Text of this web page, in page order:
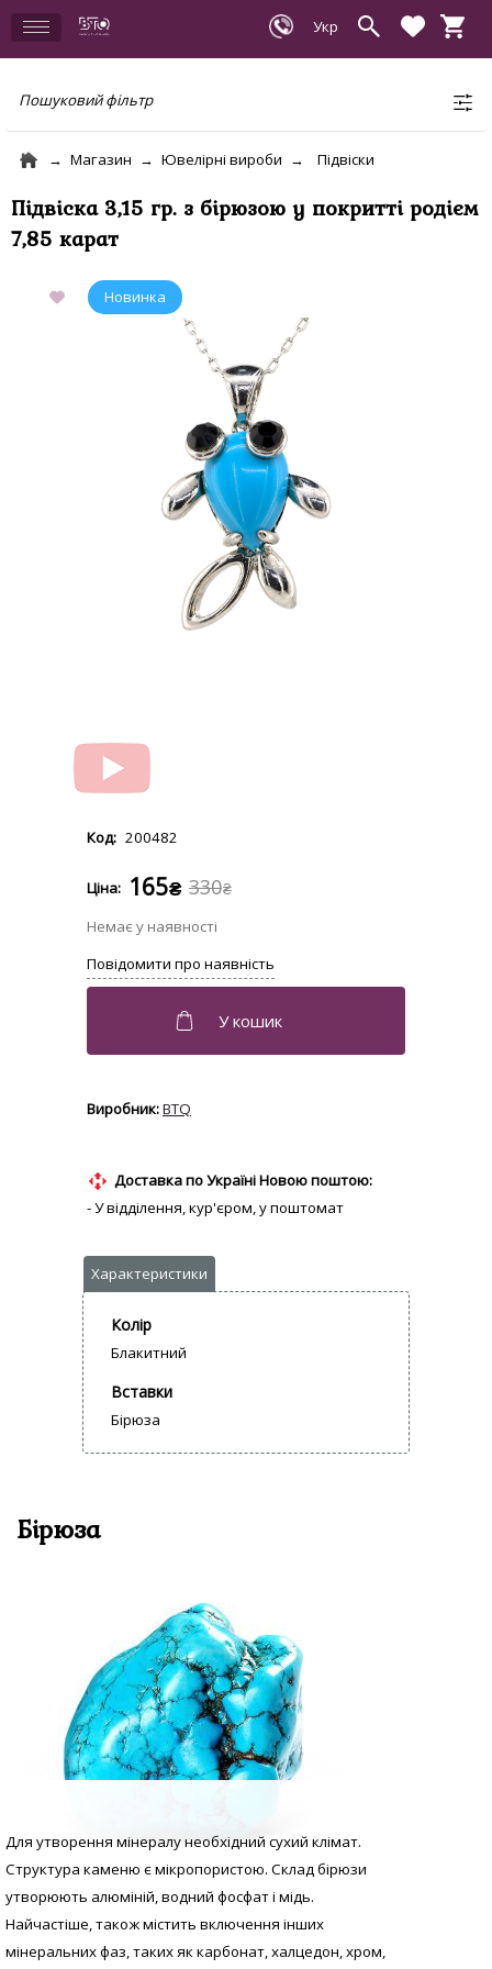
Пошуковий фільтр
Магазин Ювелірні вироби Підвіски
Підвіска 3,15 гр. з бірюзою у покритті родієм
7,85 карат
200482
330₴
165₴
BTQ
Доставка по Україні Новою поштою:
- У відділення, кур'єром, у поштомат
Колір
Блакитний
Вставки
Бірюза
Бірюза
Для утворення мінералу необхідний сухий клімат.
Структура каменю є мікропористою. Склад бірюзи
утворюють алюміній, водний фосфат і мідь.
Найчастіше, також містить включення інших
мінеральних фаз, таких як карбонат, халцедон, хром,